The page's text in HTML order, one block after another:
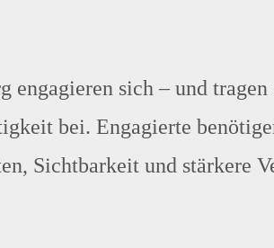
sich – und
bei. Engagierte
Sichtbarkeit und stärkere